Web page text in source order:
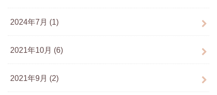
2024年7月 (1)
2021年10月 (6)
2021年9月 (2)